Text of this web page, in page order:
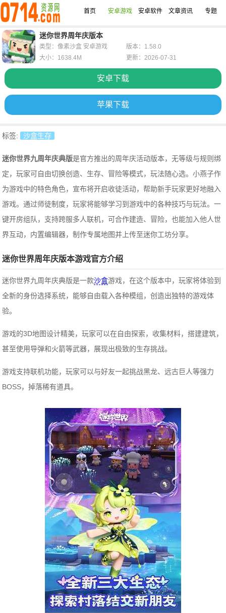
首页 安卓游戏 安卓软件 文章资讯 专题
迷你世界周年庆版本
安卓下载
苹果下载
类型：像素沙盒 安卓游戏
版本：1.58.0
大小：1638.4M
更新：2026-07-31
标签: 沙盒生存
迷你世界九周年庆典版是官方推出的周年庆活动版本，无等级与规则绑
定，玩家可自由切换创造、生存、冒险等模式，玩法随心选。小燕子作
为游戏中的特色角色，宣布将开启收徒活动，帮助新手玩家更好地融入
游戏。通过师徒制度，玩家将能够学习到游戏中的各种技巧与玩法。一
键开房组队，支持跨服多人联机，可合作建造、冒险，也能加入他人世
界互动，内置编辑器，制作专属地图并上传至迷你工坊分享。
迷你世界周年庆版本游戏官方介绍
迷你世界九周年庆典版是一款沙盒游戏，在这个版本中，玩家将体验到
全新的身份选择系统，能够自由载入各种模组，创造出独特的游戏体
验。
游戏的3D地图设计精美，玩家可以在自由探索，收集材料，搭建建筑，
甚至使用导弹和火箭等武器，展现出极致的生存挑战。
游戏支持联机功能，玩家可以与好友一起挑战黑龙、远古巨人等强力
BOSS，掉落稀有道具。